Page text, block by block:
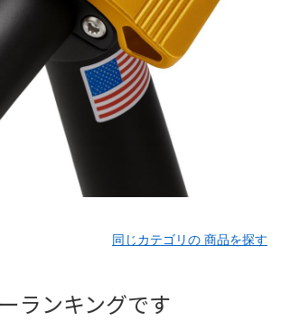
同じカテゴリの 商品を探す
ランキングです